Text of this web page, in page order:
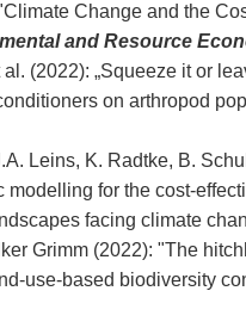
Change and the
and Resource
(2022): „Squeeze it or
on arthropod
Leins, K. Radtke, B.
for the cost-
facing climate
Grimm (2022): "The
use-based biodiversity